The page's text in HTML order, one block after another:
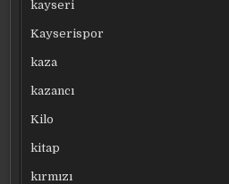
kayseri
Kayserispor
kaza
kazancı
Kilo
kitap
kırmızı